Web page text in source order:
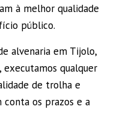
à melhor qualidade
público.
alvenaria em Tijolo,
executamos qualquer
de trolha e
os prazos e a